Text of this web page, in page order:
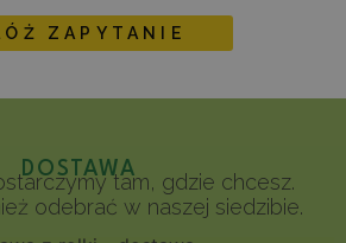
ZAPYTANIE
DOSTAWAtam, gdzie chcesz.
odebrać w naszej siedzibie.